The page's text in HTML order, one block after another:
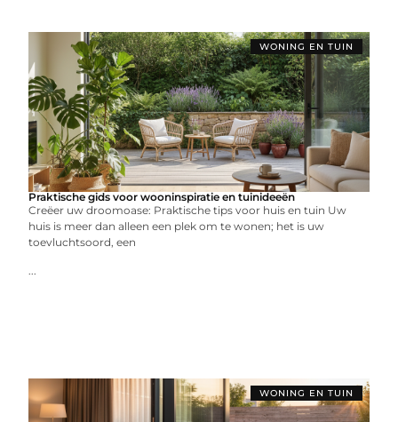
WONING EN TUIN
Praktische gids voor wooninspiratie en tuinideeën
Creëer uw droomoase: Praktische tips voor huis en tuin Uw
huis is meer dan alleen een plek om te wonen; het is uw
toevluchtsoord, een
...
WONING EN TUIN